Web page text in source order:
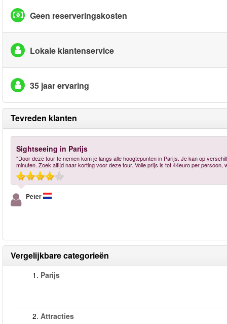
Geen reserveringskosten
Lokale klantenservice
35 jaar ervaring
Tevreden klanten
Sightseeing in Parijs
"Door deze tour te nemen kom je langs alle hoogtepunten in Parijs. Je kan op
minuten. Zoek altijd naar korting voor deze tour. Volle prijs is tot 44euro per persoon,
Peter
Vergelijkbare categorieën
1. Parijs
2. Attracties